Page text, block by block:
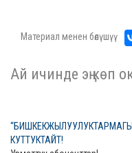
Материал менен бөлүшүү
Ай ичинде эң көп
КУТТУКТАЙТ!